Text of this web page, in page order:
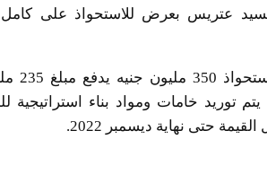
عتريس بعرض للاستحواذ على كامل
115 مليون جنيه يتم توريد خامات ومواد بناء
حتى نهاية ديسمبر 2022.